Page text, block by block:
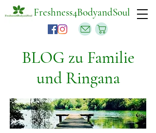
Freshness4BodyandSoul
BLOG zu Familie
und Ringana